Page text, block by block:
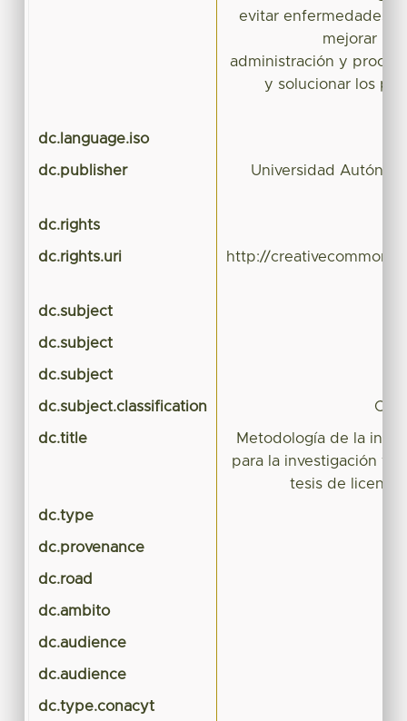
evitar enfermedades,
mejorar
administración y
y solucionar los
dc.language.iso
dc.publisher Universidad
dc.rights
dc.rights.uri http://
dc.subject
dc.subject
dc.subject
dc.subject.classification
dc.title
Metodología de la
para la investigación y
tesis de
dc.type
dc.provenance
dc.road
dc.ambito
dc.audience
dc.audience
dc.type.conacyt